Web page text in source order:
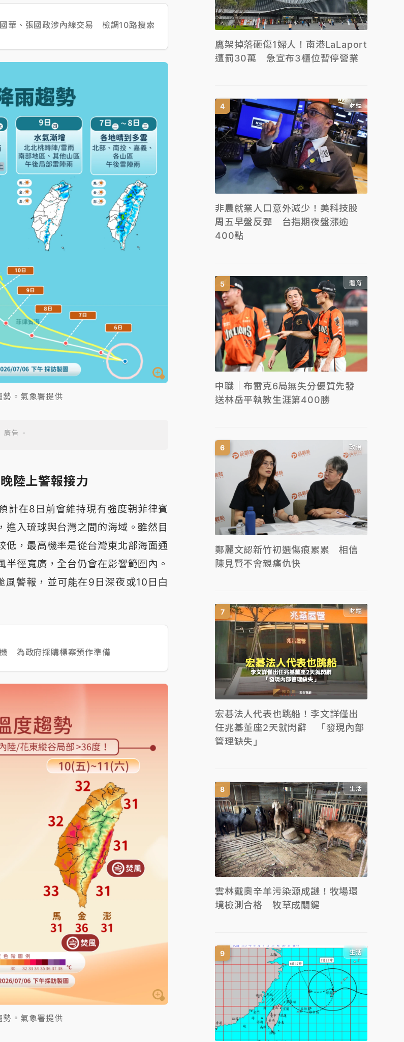
華、張國政涉內線交易 檢調10路搜索
勢。氣象署提供
陸上警報接力
計在8日前會維持現有強度朝菲律賓
進入琉球與台灣之間的海域。雖然目
低，最高機率是從台灣東北部海面通
徑寬廣，全台仍會在影響範圍內。
警報，並可能在9日深夜或10日白
為政府採購標案預作準備
勢。氣象署提供
鷹架掉落砸傷1婦人！南港LaLaport
遭罰30萬 急宣布3櫃位暫停營業
財經
非農就業人口意外減少！美科技股
周五早盤反彈 台指期夜盤漲逾
400點
體育
中職｜布雷克6局無失分優質先發
送林岳平執教生涯第400勝
政治
鄭麗文認新竹初選傷痕累累 相信
陳見賢不會親痛仇快
財經
宏碁法人代表也跳船！李文詳僅出
任兆基董座2天就閃辭 「發現內部
管理缺失」
生活
雲林戴奧辛羊污染源成謎！牧場環
境檢測合格 牧草成關鍵
生活